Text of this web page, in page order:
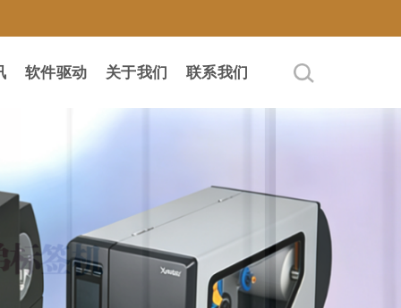
软件驱动 关于我们 联系我们